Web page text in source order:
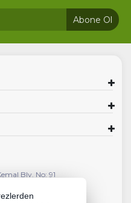
Abone Ol
Blv. No: 91